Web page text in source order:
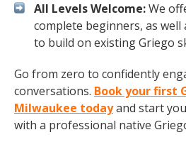
All Levels Welcome:We
complete beginners, as
to build on existing Griego
Go from zero to confidently
conversations. Book your first
Milwaukee todayand start
with a professional native